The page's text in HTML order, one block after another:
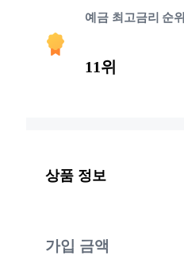
예금 최고금리 순위
11위
상품 정보
가입 금액